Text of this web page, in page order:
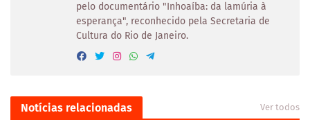
pelo documentário "Inhoaíba: da lamúria à
esperança", reconhecido pela Secretaria de
Cultura do Rio de Janeiro.
Notícias relacionadas Ver todos